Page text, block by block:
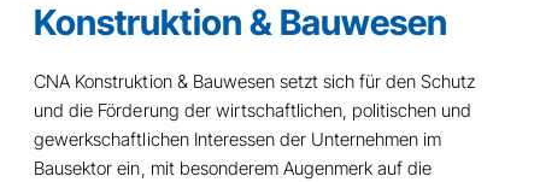
Konstruktion & Bauwesen
CNA Konstruktion & Bauwesen setzt sich für den Schutz
und die Förderung der wirtschaftlichen, politischen und
gewerkschaftlichen Interessen der Unternehmen im
Bausektor ein, mit besonderem Augenmerk auf die